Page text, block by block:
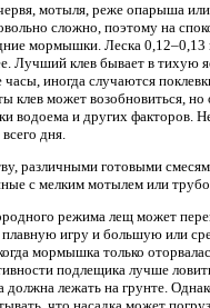
мотыля, реже опарыша
сложно, поэтому на
мормышки. Леска
Лучший клев бывает в
иногда случаются
клев может возобновиться, но
водоема и других факторов.
дня.
различными готовыми
с мелким мотылем или
режима лещ может
плавную игру и большую или
мормышка только
подлещика лучше
лежать на грунте.